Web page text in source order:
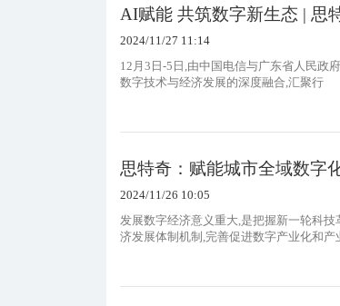
AI赋能 共筑数字新生态 | 思
2024/11/27 11:14
12月3日-5日,由中国电信与广东省人民政
数字技术与经济发展的深度融合,汇聚行
思特奇：赋能城市全域数字
2024/11/26 10:05
发展数字经济意义重大,是把握新一轮科
济发展体制机制,完善促进数字产业化和产